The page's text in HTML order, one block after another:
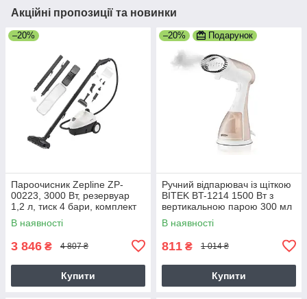
Акційні пропозиції та новинки
–20%
Пароочисник Zepline ZP-
00223, 3000 Вт, резервуар
1,2 л, тиск 4 бари, комплект
насадок для ефективного
очищення без хімії Білий
В наявності
3 846 ₴ 4 807 ₴
Купити
–20% Подарунок
Ручний відпарювач із щіткою
BITEK BT-1214 1500 Вт з
вертикальною парою 300 мл
В наявності
811 ₴ 1 014 ₴
Купити